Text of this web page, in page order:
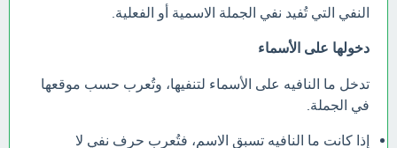
النفي التي تُفيد نفي الجملة الاسمية أو الفعلية.
دخولها على الأسماء
تدخل ما النافيه على الأسماء لتنفيها، وتُعرب حسب موقعها
في الجملة.
إذا كانت ما النافيه تسبق الاسم، فتُعرب حرف نفي لا